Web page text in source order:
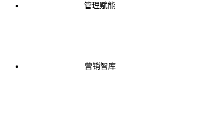
管理赋能
营销智库